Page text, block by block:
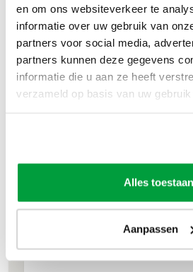
en om ons websiteverkeer te
informatie over uw gebruik van
partners voor social media,
partners kunnen deze gegevens
informatie die u aan ze heeft
verzameld op basis van uw
Alles toestaan
Aanpassen
Groenafval €194,-
Grofvuil €304,-
Dakafval €694,-
4m³
L 245 × B 160 × H